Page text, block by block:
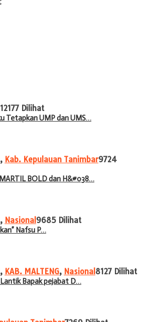
12177 Dilihat
Tetapkan UMP dan UMS…
, Kab. Kepulauan Tanimbar9724
BOLD dan H&#038…
, Nasional 9685 Dilihat
Nafsu P…
, KAB. MALTENG, Nasional 8127 Dilihat
Lantik Bapak pejabat D…